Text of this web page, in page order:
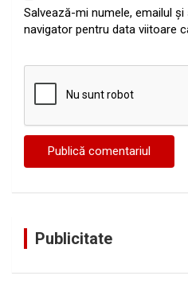
Salvează-mi numele, emailul
navigator pentru data viitoare
Publicitate